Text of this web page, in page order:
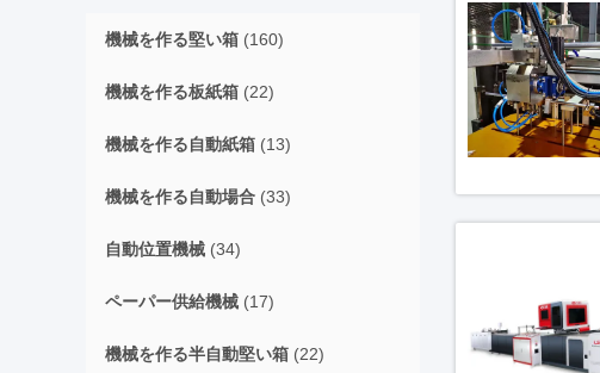
機械を作る堅い箱 (160)
機械を作る板紙箱 (22)
機械を作る自動紙箱 (13)
機械を作る自動場合 (33)
自動位置機械 (34)
ペーパー供給機械 (17)
機械を作る半自動堅い箱 (22)